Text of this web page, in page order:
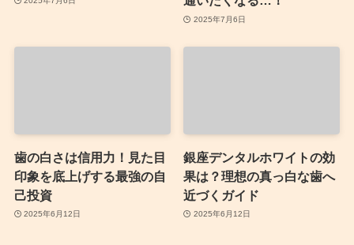
2025年7月6日
歯の白さは信用力！見た目
印象を底上げする最強の自
己投資
2025年6月12日
銀座デンタルホワイトの効
果は？理想の真っ白な歯へ
近づくガイド
2025年6月12日